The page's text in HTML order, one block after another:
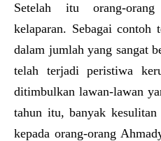
Setelah itu orang-
kelaparan. Sebagai contoh
dalam jumlah yang sangat
telah terjadi peristiwa
ditimbulkan lawan-lawan
tahun itu, banyak kesulitan
kepada orang-orang